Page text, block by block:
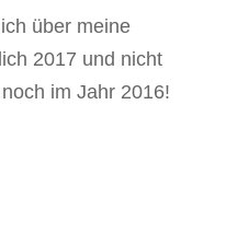
über meine
2017 und nicht
im Jahr 2016!